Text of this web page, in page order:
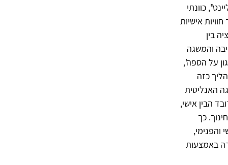
כוונתי
אישיות
בין
והמשגה
על הספה',
כזה
האנליטית
הבין אישי,
כך
באמצעות